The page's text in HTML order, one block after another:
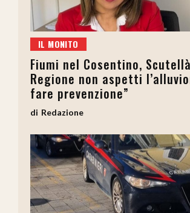
IL MONITO
Fiumi nel Cosentino,
Regione non aspetti
fare prevenzione”
Redazione